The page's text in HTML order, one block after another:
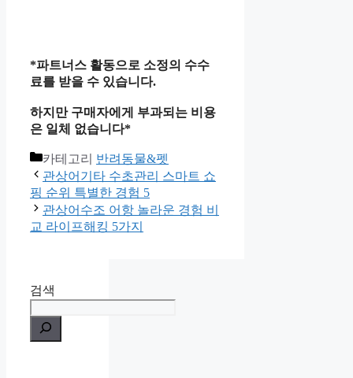
*파트너스 활동으로 소정의 수수
료를 받을 수 있습니다.
하지만 구매자에게 부과되는 비용
은 일체 없습니다*
카테고리 반려동물&펫
관상어기타 수초관리 스마트 쇼
핑 순위 특별한 경험 5
관상어수조 어항 놀라운 경험 비
교 라이프해킹 5가지
검색